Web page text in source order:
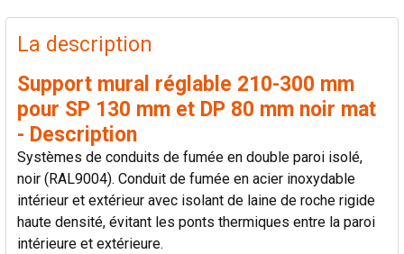
PRODUITS
FRÉQUEMMENT
ACHETÉS
TOUT
SÉLECTIONNER
AJOUTER
LA
SÉLECTION
AU PANIER
La description
Support mural réglable 210-300 mm
pour SP 130 mm et DP 80 mm noir mat
- Description
Systèmes de conduits de fumée en double paroi isolé,
noir (RAL9004). Conduit de fumée en acier inoxydable
intérieur et extérieur avec isolant de laine de roche rigide
haute densité, évitant les ponts thermiques entre la paroi
intérieure et extérieure.